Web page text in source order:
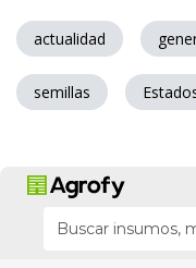
actualidad
semillas